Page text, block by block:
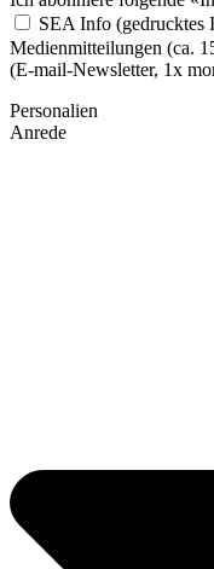
SEA Info (gedrucktes
Medienmitteilungen (ca.
(E-mail-Newsletter, 1x
Personalien
Anrede